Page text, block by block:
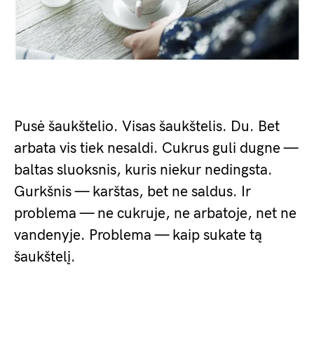
Pusė šaukštelio. Visas šaukštelis. Du. Bet
arbata vis tiek nesaldi. Cukrus guli dugne —
baltas sluoksnis, kuris niekur nedingsta.
Gurkšnis — karštas, bet ne saldus. Ir
problema — ne cukruje, ne arbatoje, net ne
vandenyje. Problema — kaip sukate tą
šaukštelį.